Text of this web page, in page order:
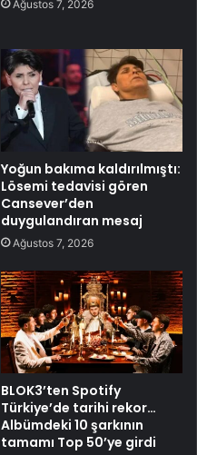
Ağustos 7, 2026
Yoğun bakıma kaldırılmıştı:
Lösemi tedavisi gören
Cansever’den
duygulandıran mesaj
Ağustos 7, 2026
BLOK3’ten Spotify
Türkiye’de tarihi rekor…
Albümdeki 10 şarkının
tamamı Top 50’ye girdi